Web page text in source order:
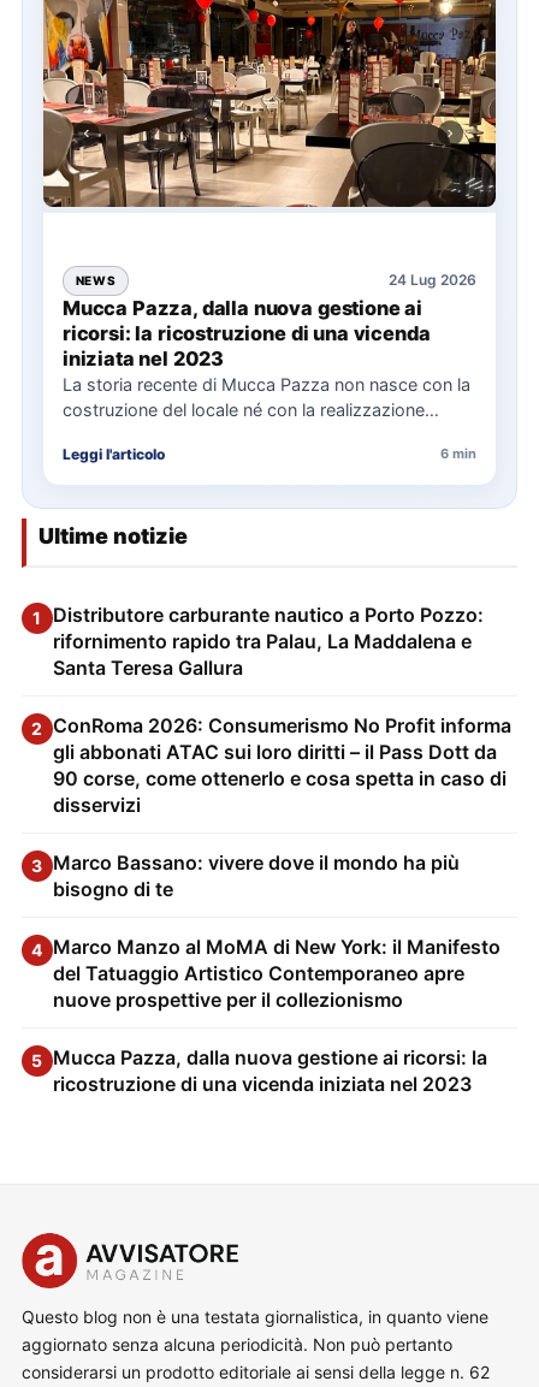
NEWS 24 Lug 2026
Mucca Pazza, dalla nuova gestione ai
ricorsi: la ricostruzione di una vicenda
iniziata nel 2023
La storia recente di Mucca Pazza non nasce con la
costruzione del locale né con la realizzazione
Leggi l'articolo 6 min
Ultime notizie
1
Distributore carburante nautico a Porto Pozzo:
rifornimento rapido tra Palau, La Maddalena e
Santa Teresa Gallura
2 ConRoma 2026: Consumerismo No Profit informa
gli abbonati ATAC sui loro diritti – il Pass Dott da
90 corse, come ottenerlo e cosa spetta in caso di
disservizi
3 Marco Bassano: vivere dove il mondo ha più
bisogno di te
4 Marco Manzo al MoMA di New York: il Manifesto
del Tatuaggio Artistico Contemporaneo apre
nuove prospettive per il collezionismo
5 Mucca Pazza, dalla nuova gestione ai ricorsi: la
ricostruzione di una vicenda iniziata nel 2023
Questo blog non è una testata giornalistica, in quanto viene
aggiornato senza alcuna periodicità. Non può pertanto
considerarsi un prodotto editoriale ai sensi della legge n. 62